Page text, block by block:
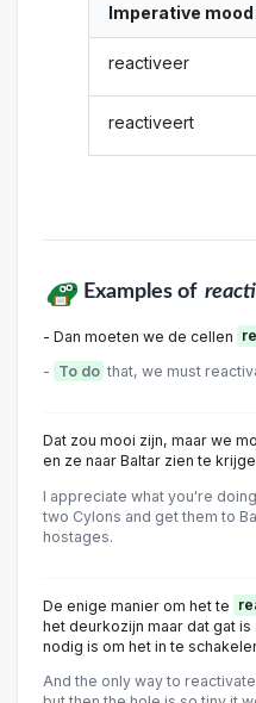
Imperative mood
reactiveer
reactiveert
Examples of
- Dan moeten we de cellen
- To do that, we must
Dat zou mooi zijn, maar we
en ze naar Baltar zien te
I appreciate what you're
two Cylons and get them to
hostages.
De enige manier om het te
het deurkozijn maar dat gat
nodig is om het in te
And the only way to